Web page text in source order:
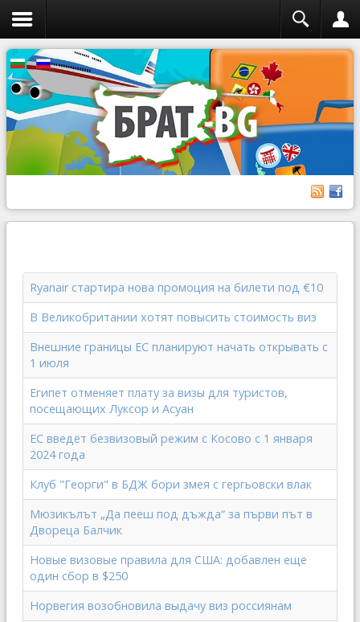
Ryanair стартира нова промоция на билети под €10
В Великобритании хотят повысить стоимость виз
Внешние границы ЕС планируют начать открывать с
1 июля
Египет отменяет плату за визы для туристов,
посещающих Луксор и Асуан
ЕС введёт безвизовый режим с Косово с 1 января
2024 года
Клуб "Георги" в БДЖ бори змея с гергьовски влак
Мюзикълът „Да пееш под дъжда“ за първи път в
Двореца Балчик
Новые визовые правила для США: добавлен еще
один сбор в $250
Норвегия возобновила выдачу виз россиянам